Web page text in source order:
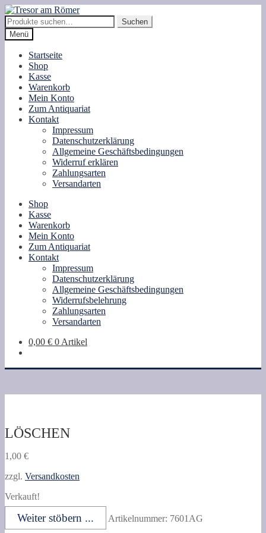
Zur
Navigation
springen
Zum
Inhalt
springen
Suche
nach:
Suchen
Menü
Startseite
Shop
Kasse
Warenkorb
Mein Konto
Zum Antiquariat
Kontakt
Impressum
Datenschutzerklärung
Allgemeine Geschäftsbedingungen
Widerruf erklären
Zahlungsarten
Versandarten
Shop
Kasse
Warenkorb
Mein Konto
Zum Antiquariat
Kontakt
Impressum
Datenschutzerklärung
Allgemeine Geschäftsbedingungen
Widerrufsbelehrung
Zahlungsarten
Versandarten
0,00 € 0 Artikel
LÖSCHEN
1,00 €
zzgl. Versandkosten
Verkauft!
Weiter stöbern ... Artikelnummer: 7601AG